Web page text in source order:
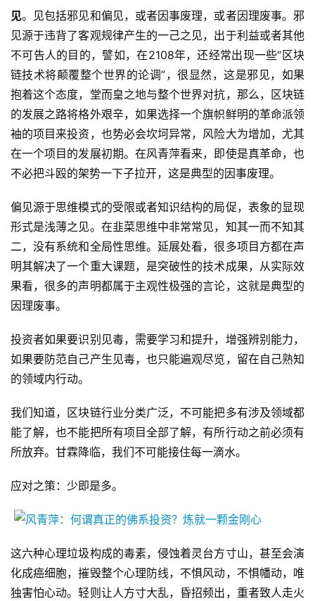
见。见包括邪见和偏见，或者因事废理，或者因理废事。邪
见源于违背了客观规律产生的一己之见，出于利益或者其他
不可告人的目的，譬如，在2108年，还经常出现一些“区块
链技术将颠覆整个世界的论调”，很显然，这是邪见，如果
抱着这个态度，堂而皇之地与整个世界对抗，那么，区块链
的发展之路将格外艰辛，如果选择一个旗帜鲜明的革命派领
袖的项目来投资，也势必会坎坷异常，风险大为增加，尤其
在一个项目的发展初期。在风青萍看来，即使是真革命，也
不必把斗殴的架势一下子拉开，这是典型的因事废理。
偏见源于思维模式的受限或者知识结构的局促，表象的显现
形式是浅薄之见。在韭菜思维中非常常见，知其一而不知其
二，没有系统和全局性思维。延展处看，很多项目方都在声
明其解决了一个重大课题，是突破性的技术成果，从实际效
果看，很多的声明都属于主观性极强的言论，这就是典型的
因理废事。
投资者如果要识别见毒，需要学习和提升，增强辨别能力，
如果要防范自己产生见毒，也只能遍观尽览，留在自己熟知
的领域内行动。
我们知道，区块链行业分类广泛，不可能把多有涉及领域都
能了解，也不能把所有项目全部了解，有所行动之前必须有
所放弃。甘霖降临，我们不可能接住每一滴水。
应对之策：少即是多。
这六种心理垃圾构成的毒素，侵蚀着灵台方寸山，甚至会演
化成癌细胞，摧毁整个心理防线，不惧风动，不惧幡动，唯
独害怕心动。轻则让人方寸大乱，昏招频出，重者致人走火